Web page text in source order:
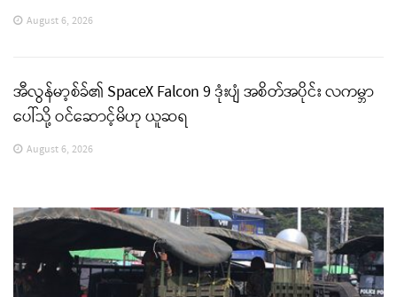
August 6, 2026
အီလွန်မာ့စ်ခ်၏ SpaceX Falcon 9 ဒုံးပျံ အစိတ်အပိုင်း လကမ္ဘာ
ပေါ်သို့ ဝင်ဆောင့်မိဟု ယူဆရ
August 6, 2026